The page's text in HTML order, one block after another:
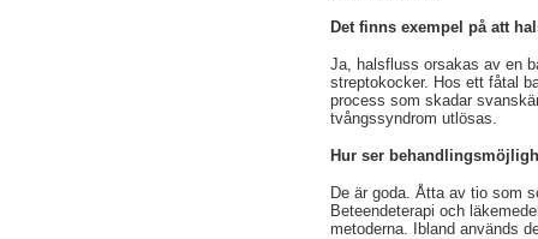
Det finns exempel på att
Ja, halsfluss orsakas av en
streptokocker. Hos ett fåtal
process som skadar
tvångssyndrom utlösas.
Hur ser
De är goda. Åtta av tio som
Beteendeterapi och
metoderna. Ibland används